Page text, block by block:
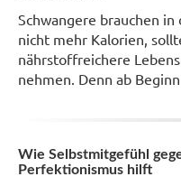
Schwangere brauchen in
nicht mehr Kalorien,
nährstoffreichere
nehmen. Denn ab
Wie Selbstmitgefühl
Perfektionismus hilft